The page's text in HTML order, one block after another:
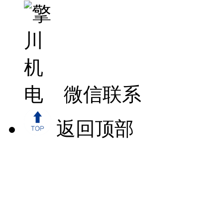
微信联系
返回顶部